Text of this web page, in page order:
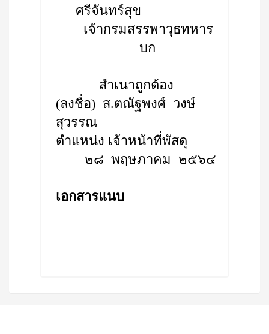
ศรีจันทร์สุข
เจ้ากรมสรรพาวุธทหาร
บก
สำเนาถูกต้อง
(ลงชื่อ) ส.ตณัฐพงศ์ วงษ์
สุวรรณ
ตำแหน่ง เจ้าหน้าที่พัสดุ
๒๘ พฤษภาคม ๒๕๖๔
เอกสารแนบ